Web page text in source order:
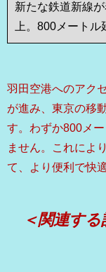
新たな鉄道新線
上。800メートル
羽田空港へのアク
が進み、東京の移
す。わずか800メ
ません。これによ
て、より便利で快
＜関連する